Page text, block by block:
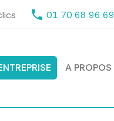
phone 01 70 68 96 69
A PROPOS